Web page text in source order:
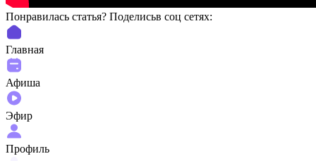
Понравилась статья? Поделиcьв соц сетях:
Главная
Афиша
Эфир
Профиль